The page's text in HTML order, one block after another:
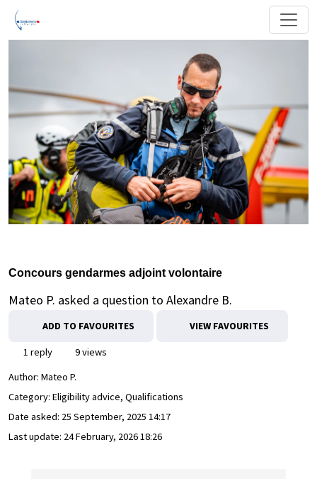
Concours gendarmes adjoint volontaire
Mateo P. asked a question to Alexandre B.
ADD TO FAVOURITES VIEW FAVOURITES
1 reply
9 views
Author: Mateo P.
Category: Eligibility advice, Qualifications
Date asked: 25 September, 2025 14:17
Last update: 24 February, 2026 18:26